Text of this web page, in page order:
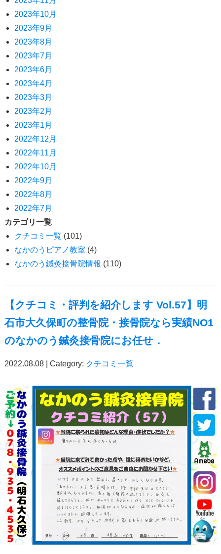
2023年10月
2023年9月
2023年8月
2023年7月
2023年6月
2023年4月
2023年3月
2023年2月
2023年1月
2022年12月
2022年11月
2022年10月
2022年9月
2022年8月
2022年7月
カテゴリ一覧
クチコミ一覧 (101)
なかのうピアノ教室 (4)
なかのう鍼灸接骨院情報 (110)
【クチコミ・評判を紹介します Vol.57】明
石市大久保町の整骨院・接骨院なら実績NO1
のなかのう鍼灸接骨院にお任せ．
2022.08.08 | Category: クチコミ一覧